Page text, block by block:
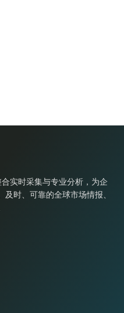
实时采集与专业分析，为企
时、可靠的全球市场情报、